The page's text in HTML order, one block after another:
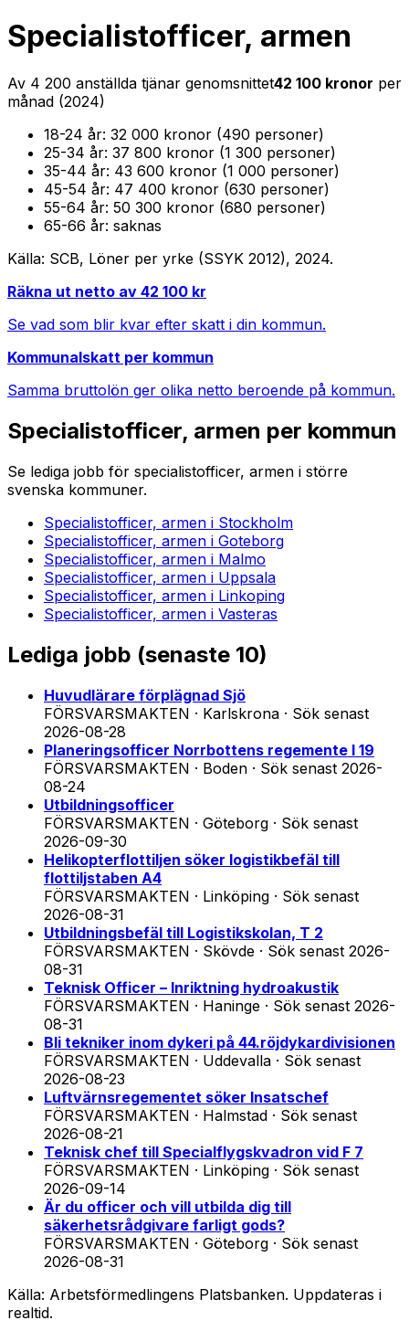
Specialistofficer, armen
Av 4 200 anställda tjänar genomsnittet42 100 kronor per
månad (2024)
18-24 år: 32 000 kronor (490 personer)
25-34 år: 37 800 kronor (1 300 personer)
35-44 år: 43 600 kronor (1 000 personer)
45-54 år: 47 400 kronor (630 personer)
55-64 år: 50 300 kronor (680 personer)
65-66 år: saknas
Källa: SCB, Löner per yrke (SSYK 2012), 2024.
Räkna ut netto av 42 100 kr
Se vad som blir kvar efter skatt i din kommun.
Kommunalskatt per kommun
Samma bruttolön ger olika netto beroende på kommun.
Specialistofficer, armen per kommun
Se lediga jobb för specialistofficer, armen i större
svenska kommuner.
Specialistofficer, armen i Stockholm
Specialistofficer, armen i Goteborg
Specialistofficer, armen i Malmo
Specialistofficer, armen i Uppsala
Specialistofficer, armen i Linkoping
Specialistofficer, armen i Vasteras
Lediga jobb (senaste 10)
Huvudlärare förplägnad Sjö
FÖRSVARSMAKTEN · Karlskrona · Sök senast
2026-08-28
Planeringsofficer Norrbottens regemente I 19
FÖRSVARSMAKTEN · Boden · Sök senast 2026-
08-24
Utbildningsofficer
FÖRSVARSMAKTEN · Göteborg · Sök senast
2026-09-30
Helikopterflottiljen söker logistikbefäl till
flottiljstaben A4
FÖRSVARSMAKTEN · Linköping · Sök senast
2026-08-31
Utbildningsbefäl till Logistikskolan, T 2
FÖRSVARSMAKTEN · Skövde · Sök senast 2026-
08-31
Teknisk Officer – Inriktning hydroakustik
FÖRSVARSMAKTEN · Haninge · Sök senast 2026-
08-31
Bli tekniker inom dykeri på 44.röjdykardivisionen
FÖRSVARSMAKTEN · Uddevalla · Sök senast
2026-08-23
Luftvärnsregementet söker Insatschef
FÖRSVARSMAKTEN · Halmstad · Sök senast
2026-08-21
Teknisk chef till Specialflygskvadron vid F 7
FÖRSVARSMAKTEN · Linköping · Sök senast
2026-09-14
Är du officer och vill utbilda dig till
säkerhetsrådgivare farligt gods?
FÖRSVARSMAKTEN · Göteborg · Sök senast
2026-08-31
Källa: Arbetsförmedlingens Platsbanken. Uppdateras i
realtid.